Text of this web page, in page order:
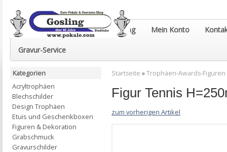
Euro-Pokale & Gravur-Shop Gosling Mein Konto
Gravur-Service
Startseite »Trophäen-Awards-Figuren
Figur Tennis
zum vorherigen Artikel
Kategorien
Acryltrophäen
Blechschilder
Design Trophäen
Etuis und Geschenkboxen
Figuren & Dekoration
Grabschmuck
Gravurschilder